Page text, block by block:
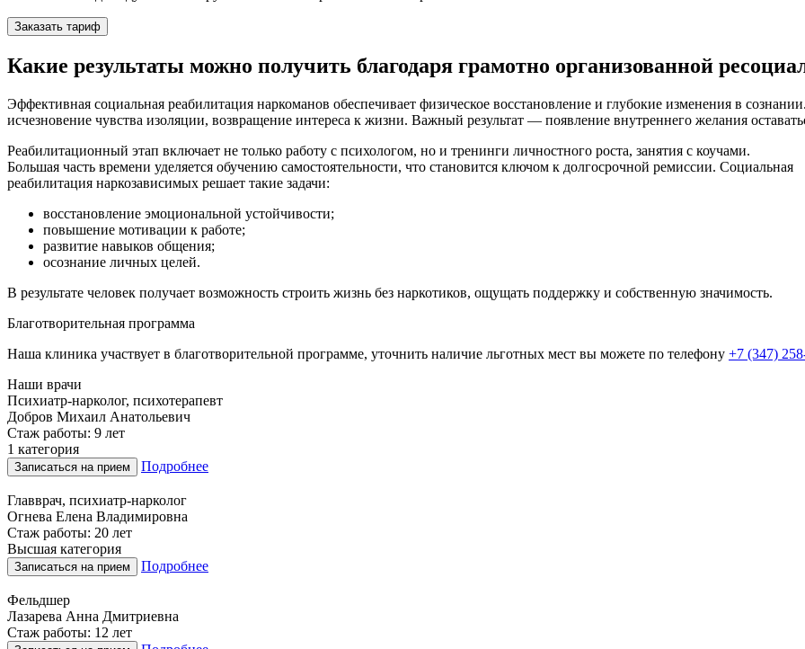
Заказать тариф
Какие результаты можно получить благодаря грамотно организованной
Эффективная социальная реабилитация наркоманов обеспечивает физическое восстановление и глубокие изменения в
исчезновение чувства изоляции, возвращение интереса к жизни. Важный результат — появление внутреннего желания
Реабилитационный этап включает не только работу с психологом, но и тренинги личностного роста, занятия с коучами.
Большая часть времени уделяется обучению самостоятельности, что становится ключом к долгосрочной ремиссии. Социальная
реабилитация наркозависимых решает такие задачи:
восстановление эмоциональной устойчивости;
повышение мотивации к работе;
развитие навыков общения;
осознание личных целей.
В результате человек получает возможность строить жизнь без наркотиков, ощущать поддержку и собственную значимость.
Благотворительная программа
Наша клиника участвует в благотворительной программе, уточнить наличие льготных мест вы можете по телефону +7 (347)
Наши врачи
Психиатр-нарколог, психотерапевт
Добров Михаил Анатольевич
Стаж работы: 9 лет
1 категория
Записаться на прием Подробнее
Главврач, психиатр-нарколог
Огнева Елена Владимировна
Стаж работы: 20 лет
Высшая категория
Записаться на прием Подробнее
Фельдшер
Лазарева Анна Дмитриевна
Стаж работы: 12 лет